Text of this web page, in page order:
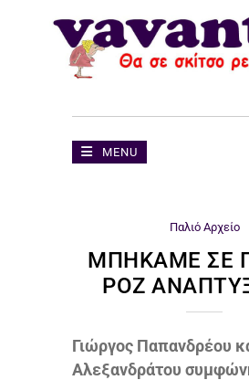
MENU
Παλιό Αρχείο
ΜΠΉΚΑΜΕ ΣΕ
ΡΟΖ
Γιώργος Παπανδρέου
Αλεξανδράτου